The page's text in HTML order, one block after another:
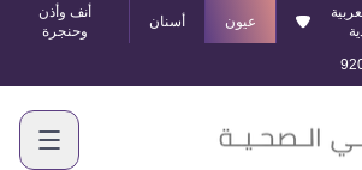
عيون أسنان
أنف وأذن
وحنجرة